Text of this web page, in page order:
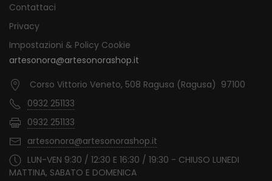
Contattaci
Privacy
Impostazioni & Policy Cookie
artesonora@artesonorashop.it
Corso Vittorio Veneto, 508 Ragusa (Ragusa) 97100
0932 251133
0932 251133
artesonora@artesonorashop.it
LUN-VEN 9:30 / 12:30 E 16:30 / 19:30 - CHIUSO LUNEDI
MATTINA, SABATO E DOMENICA